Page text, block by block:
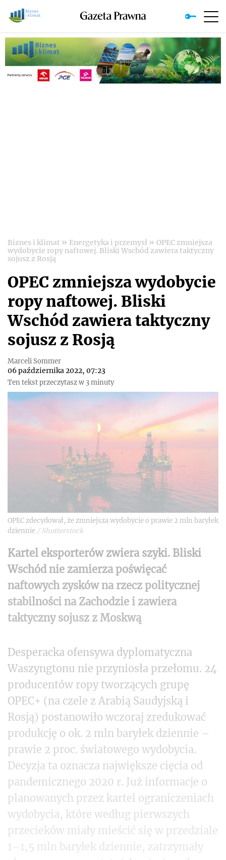
Biznes i klimat » Energetyka i przemysł » OPEC zmniejsza
wydobycie ropy naftowej. Bliski Wschód zawiera taktyczny
sojusz z Rosją
OPEC zmniejsza wydobycie
ropy naftowej. Bliski
Wschód zawiera taktyczny
sojusz z Rosją
Marceli Sommer
06 października 2022, 07:23
Ten tekst przeczytasz w 3 minuty
OPEC zdecydował, że zmniejsza wydobycie o prawie 2 mln baryłek
dziennie / Shutterstock
Kartel eksporterów zwiera szyki. Bliski
Wschód nie zamierza poświęcać
naftowych zysków na rzecz politycznej
stabilności na Zachodzie i zawiera
taktyczny sojusz z Moskwą
Desperacka ofensywa dyplomatyczna
Waszyngtonu nie przyniosła przełomu. 24
producentów ropy tworzących grupę
OPEC+ (na czele z Arabią Saudyjską i
Rosją) postanowiło wczoraj zredukować
produkcję o ok. 2 mln baryłek dziennie –
prawie 2 proc. światowego wydobycia.
Decyzja ta oznacza największe cięcia od
pandemicznego 2020 r. Już informacje o
planowanych przez kartel ograniczeniach
wydobycia, które według pierwszych
przecieków miały mieścić się w przedziale
1–1,5 mln baryłek dziennie, zatrzymały